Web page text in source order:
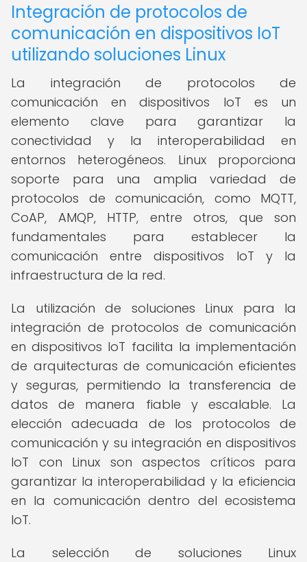
Integración de protocolos de
comunicación en dispositivos IoT
utilizando soluciones Linux
La integración de protocolos de
comunicación en dispositivos IoT es un
elemento clave para garantizar la
conectividad y la interoperabilidad en
entornos heterogéneos. Linux proporciona
soporte para una amplia variedad de
protocolos de comunicación, como MQTT,
CoAP, AMQP, HTTP, entre otros, que son
fundamentales para establecer la
comunicación entre dispositivos IoT y la
infraestructura de la red.
La utilización de soluciones Linux para la
integración de protocolos de comunicación
en dispositivos IoT facilita la implementación
de arquitecturas de comunicación eficientes
y seguras, permitiendo la transferencia de
datos de manera fiable y escalable. La
elección adecuada de los protocolos de
comunicación y su integración en dispositivos
IoT con Linux son aspectos críticos para
garantizar la interoperabilidad y la eficiencia
en la comunicación dentro del ecosistema
IoT.
La selección de soluciones Linux